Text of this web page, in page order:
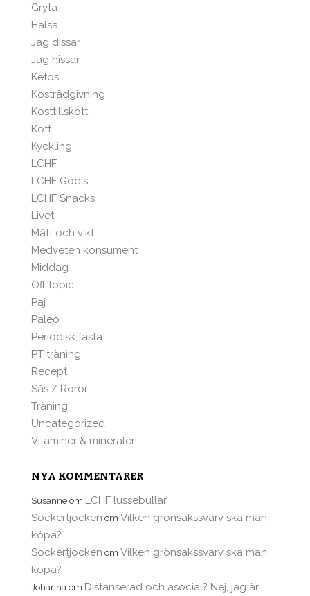
Gryta
Hälsa
Jag dissar
Jag hissar
Ketos
Kostrådgivning
Kosttillskott
Kött
Kyckling
LCHF
LCHF Godis
LCHF Snacks
Livet
Mått och vikt
Medveten konsument
Middag
Off topic
Paj
Paleo
Periodisk fasta
PT träning
Recept
Sås / Röror
Träning
Uncategorized
Vitaminer & mineraler
NYA KOMMENTARER
Susanne om LCHF lussebullar
Sockertjocken om Vilken grönsakssvarv ska man
köpa?
Sockertjocken om Vilken grönsakssvarv ska man
köpa?
Johanna om Distanserad och asocial? Nej, jag är